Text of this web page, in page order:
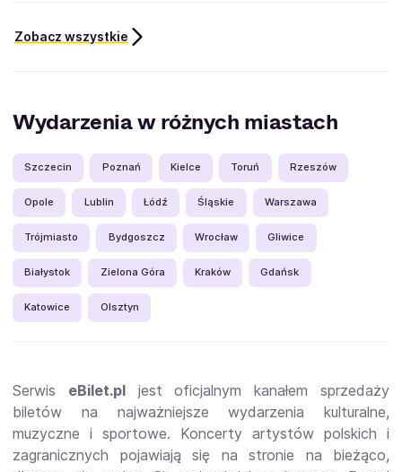
Zobacz wszystkie
Wydarzenia w różnych miastach
Szczecin Poznań Kielce Toruń Rzeszów
Opole Lublin Łódź Śląskie Warszawa
Trójmiasto Bydgoszcz Wrocław Gliwice
Białystok Zielona Góra Kraków Gdańsk
Katowice Olsztyn
Serwis eBilet.pljest oficjalnym kanałem sprzedaży
biletów na najważniejsze wydarzenia kulturalne,
muzyczne i sportowe. Koncerty artystów polskich i
zagranicznych pojawiają się na stronie na bieżąco,